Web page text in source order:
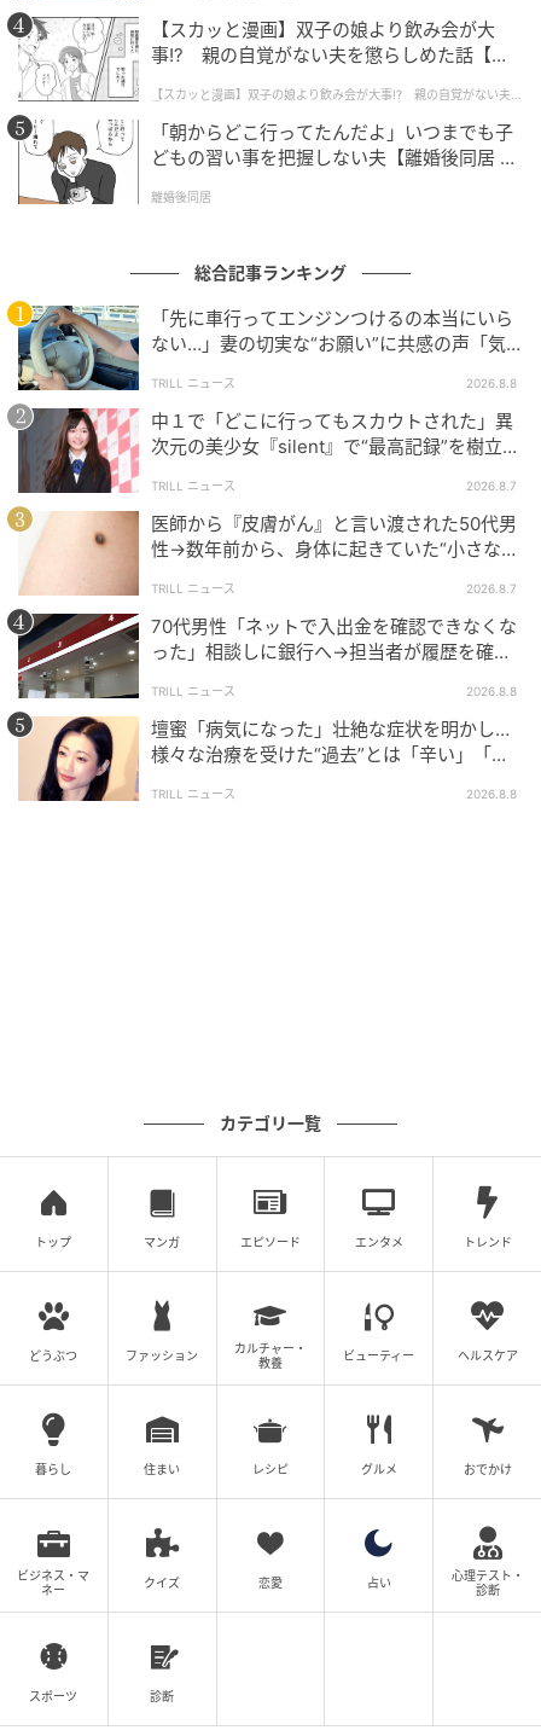
【スカッと漫画】双子の娘より飲み会が大
事!? 親の自覚がない夫を懲らしめた話【第1
【スカッと漫画】双子の娘より飲み会が大事!? 親の自覚がない夫を
懲らしめた話
「朝からどこ行ってたんだよ」いつまでも子
どもの習い事を把握しない夫【離婚後同居 Vo
離婚後同居
総合記事ランキング
「先に車行ってエンジンつけるの本当にいら
ない…」妻の切実な“お願い”に共感の声「気
TRILL ニュース 2026.8.8
中１で「どこに行ってもスカウトされた」異
次元の美少女『silent』で“最高記録”を樹立し
TRILL ニュース 2026.8.7
医師から『皮膚がん』と言い渡された50代男
性→数年前から、身体に起きていた“小さな異
TRILL ニュース 2026.8.7
70代男性「ネットで入出金を確認できなくな
った」相談しに銀行へ→担当者が履歴を確認
TRILL ニュース 2026.8.8
壇蜜「病気になった」壮絶な症状を明かし…
様々な治療を受けた“過去”とは「辛い」「苦
TRILL ニュース 2026.8.8
カテゴリ一覧
トップ マンガ エピソード エンタメ トレンド
どうぶつ ファッション
カルチャー・
教養
ビューティー ヘルスケア
暮らし 住まい レシピ グルメ おでかけ
ビジネス・マ
ネー
クイズ 恋愛 占い
心理テスト・
診断
スポーツ 診断